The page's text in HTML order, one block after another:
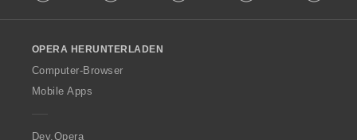
w
O
p
a
OPERA HERUNTERLADEN
Computer-Browser
Mobile Apps
Dev.Opera